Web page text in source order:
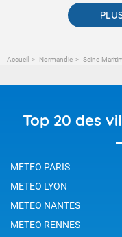
Accueil Normandie Seine-
Top 20 des
METEO PARIS
METEO LYON
METEO NANTES
METEO RENNES